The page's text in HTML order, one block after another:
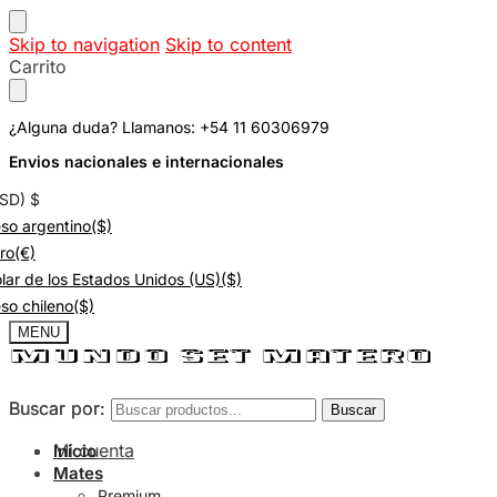
Skip to navigation Skip to content
Carrito
¿Alguna duda? Llamanos: +54 11 60306979
Envios nacionales e internacionales
$
argentino($)
(€)
de los Estados Unidos (US)($)
chileno($)
MENU
Buscar por: Buscar
Mi cuenta
Buscar por: Buscar
Inicio
Mates